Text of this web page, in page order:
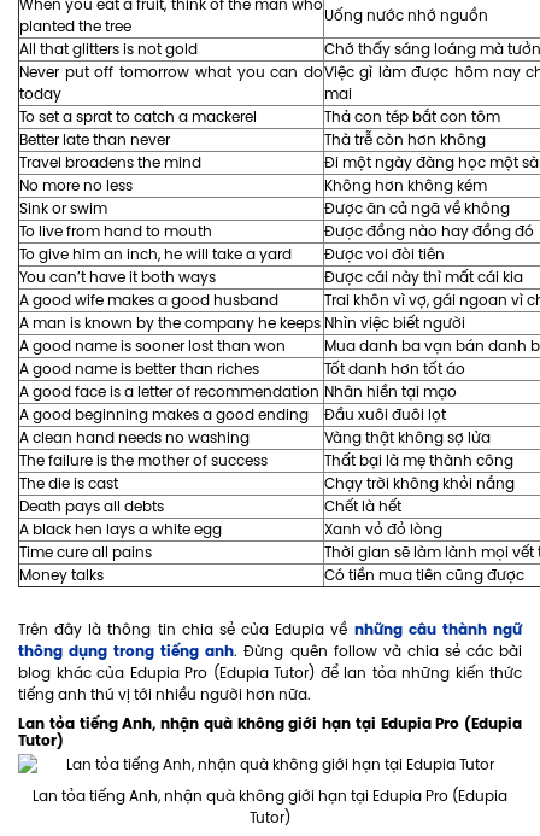
When you eat a fruit, think of the man who
planted the tree
Uống nước nhớ nguồn
All that glitters is not gold
Chớ thấy sáng loáng mà
Never put off tomorrow what you can do
today
Việc gì làm được hôm nay
mai
To set a sprat to catch a mackerel
Thả con tép bắt con tôm
Better late than never
Thà trễ còn hơn không
Travel broadens the mind
Đi một ngày đàng học một
No more no less
Không hơn không kém
Sink or swim
Được ăn cả ngã về không
To live from hand to mouth
Được đồng nào hay đồng đó
To give him an inch, he will take a yard
Được voi đòi tiên
You can’t have it both ways
Được cái này thì mất cái kia
A good wife makes a good husband
Trai khôn vì vợ, gái ngoan vì
A man is known by the company he keeps Nhìn việc biết người
A good name is sooner lost than won
Mua danh ba vạn bán danh
A good name is better than riches
Tốt danh hơn tốt áo
A good face is a letter of recommendation Nhân hiền tại mạo
A good beginning makes a good ending
Đầu xuôi đuôi lọt
A clean hand needs no washing
Vàng thật không sợ lửa
The failure is the mother of success
Thất bại là mẹ thành công
The die is cast
Chạy trời không khỏi nắng
Death pays all debts
Chết là hết
A black hen lays a white egg
Xanh vỏ đỏ lòng
Time cure all pains
Thời gian sẽ làm lành mọi
Money talks
Có tiền mua tiên cũng được
Trên đây là thông tin chia sẻ của Edupia về những câu thành ngữ
thông dụng trong tiếng anh. Đừng quên follow và chia sẻ các bài
blog khác của Edupia Pro (Edupia Tutor) để lan tỏa những kiến thức
tiếng anh thú vị tới nhiều người hơn nữa.
Lan tỏa tiếng Anh, nhận quà không giới hạn tại Edupia Pro (Edupia
Tutor)
Lan tỏa tiếng Anh, nhận quà không giới hạn tại Edupia Pro (Edupia
Tutor)